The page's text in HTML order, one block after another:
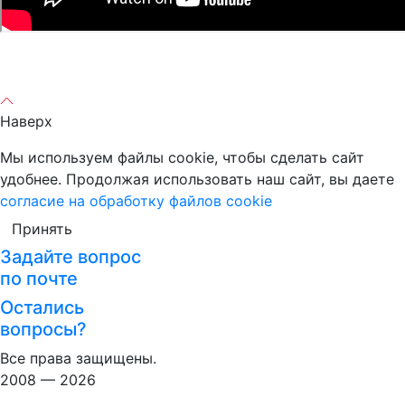
Наверх
Мы используем файлы cookie, чтобы сделать сайт
удобнее. Продолжая использовать наш сайт, вы даете
согласие на обработку файлов cookie
Принять
Задайте вопрос
по почте
Остались
вопросы?
Все права защищены.
2008 — 2026